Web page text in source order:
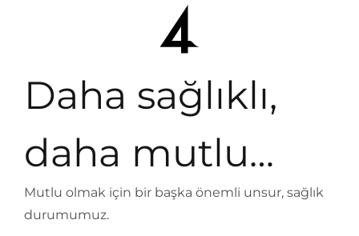
Daha sağlıklı,
daha mutlu…
Mutlu olmak için bir başka önemli unsur, sağlık
durumumuz.